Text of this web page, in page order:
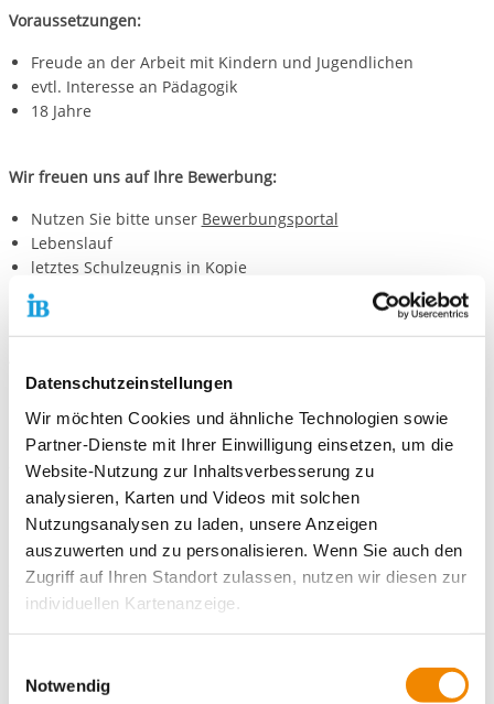
Datenschutzeinstellungen
Wir möchten Cookies und ähnliche Technologien sowie
Partner-Dienste mit Ihrer Einwilligung einsetzen, um die
Website-Nutzung zur Inhaltsverbesserung zu
analysieren, Karten und Videos mit solchen
Nutzungsanalysen zu laden, unsere Anzeigen
auszuwerten und zu personalisieren. Wenn Sie auch den
Zugriff auf Ihren Standort zulassen, nutzen wir diesen zur
individuellen Kartenanzeige.
unsere Partner Daten wie Ihre IP-Adresse und
Notwendig
Voraussetzungen:
Freude an der Arbeit mit Kindern und Jugendlichen
evtl. Interesse an Pädagogik
18 Jahre
Wir freuen uns auf Ihre Bewerbung:
Nutzen Sie bitte unser Bewerbungsportal
Lebenslauf
letztes Schulzeugnis in Kopie
bitte geben Sie auch die gewünschte Einsatzstelle an
Internationaler Bund (IB) e.V.
Freiwilligendienste
Eglosheimer Straße 92-94
71679 Asperg
Bei Fragen wenden Sie sich bitte an Sarah Ghebreghiorghis
unter der Nummer 07141 2654 49 oder per E-Mail an
sarah.ghebreghiorghis@ib.de.
Kontaktiere uns!